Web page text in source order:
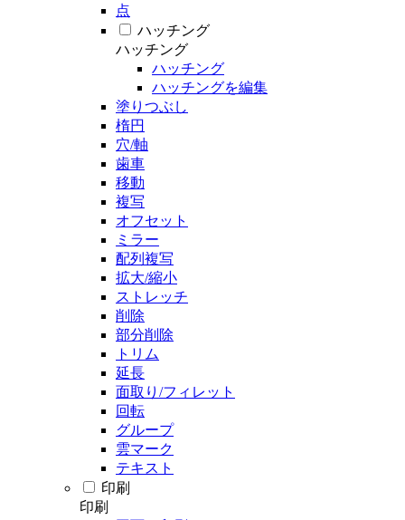
点
ハッチング
ハッチング
ハッチング
ハッチングを編集
塗りつぶし
楕円
穴/軸
歯車
移動
複写
オフセット
ミラー
配列複写
拡大/縮小
ストレッチ
削除
部分削除
トリム
延長
面取り/フィレット
回転
グループ
雲マーク
テキスト
印刷
印刷